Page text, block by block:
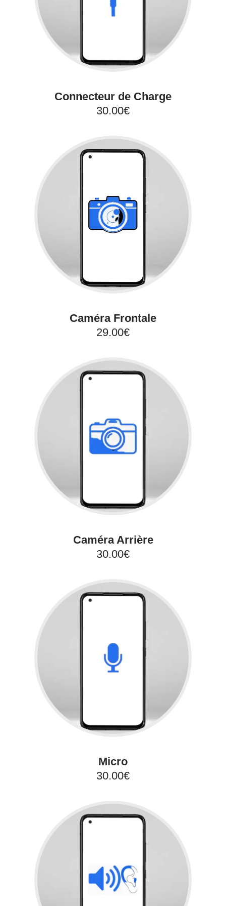
Connecteur de Charge
30.00€
Caméra Frontale
29.00€
Caméra Arrière
30.00€
Micro
30.00€